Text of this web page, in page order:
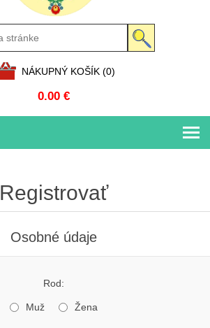
NÁKUPNÝ KOŠÍK (0)
0.00 €
Registrovať
Osobné údaje
Rod:
Muž Žena